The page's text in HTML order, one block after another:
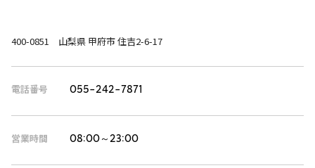
400-0851 山梨県 甲府市 住吉2-6-17
電話番号 055-242-7871
営業時間 08:00～23:00